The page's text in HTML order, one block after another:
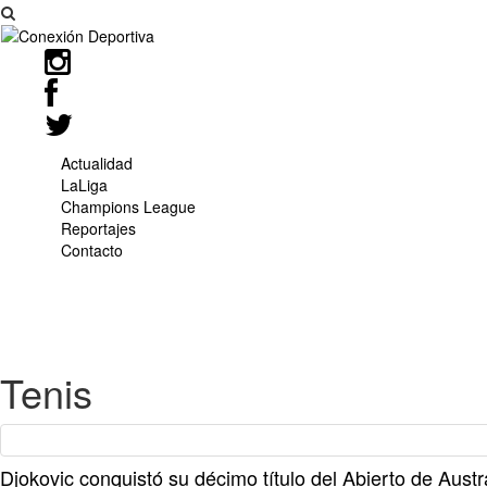
Actualidad
LaLiga
Champions League
Reportajes
Contacto
Tenis
Djokovic conquistó su décimo título del Abierto de